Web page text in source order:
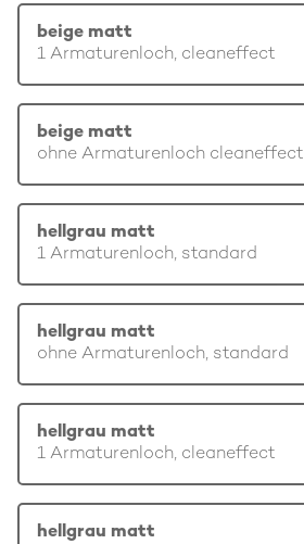
beige matt
1 Armaturenloch, cleaneffect
beige matt
ohne Armaturenloch cleaneffect
hellgrau matt
1 Armaturenloch, standard
hellgrau matt
ohne Armaturenloch, standard
hellgrau matt
1 Armaturenloch, cleaneffect
hellgrau matt